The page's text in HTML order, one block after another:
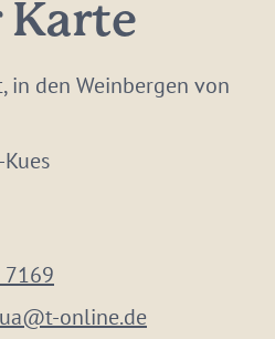
Karte
in den Weinbergen von
online.de